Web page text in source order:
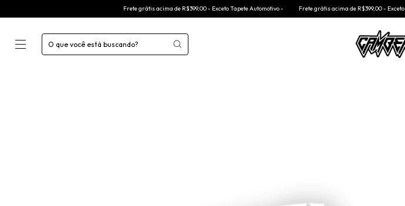
Frete grátis acima de R$399,00 - Exceto Tapete Automotivo - Frete grátis acima de R$399,00 - Exceto Tapete Automotivo -